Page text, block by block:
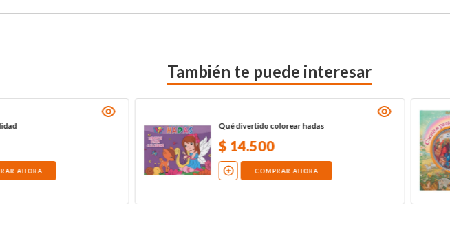
También te puede interesar
AHORA
Qué divertido colorear hadas
$ 14.500
COMPRAR AHORA